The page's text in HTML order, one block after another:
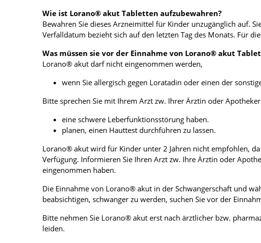
Wie ist Lorano® akut Tabletten aufzubewahren?
Bewahren Sie dieses Arzneimittel für Kinder unzugänglich auf.
Verfalldatum bezieht sich auf den letzten Tag des Monats. Für
Was müssen sie vor der Einnahme von Lorano® akut
Lorano® akut darf nicht eingenommen werden,
wenn Sie allergisch gegen Loratadin oder einen der
Bitte sprechen Sie mit Ihrem Arzt zw. Ihrer Ärztin oder
eine schwere Leberfunktionsstörung haben.
planen, einen Hauttest durchführen zu lassen.
Lorano® akut wird für Kinder unter 2 Jahren nicht empfohlen,
Verfügung. Informieren Sie Ihren Arzt zw. Ihre Ärztin oder
eingenommen haben.
Die Einnahme von Lorano® akut in der Schwangerschaft und
beabsichtigen, schwanger zu werden, suchen Sie vor der
Bitte nehmen Sie Lorano® akut erst nach ärztlicher bzw.
leiden.